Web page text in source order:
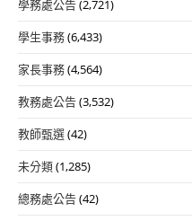
學務處公告(2,721)
學生事務(6,433)
家長事務(4,564)
教務處公告(3,532)
教師甄選(42)
未分類(1,285)
總務處公告(42)